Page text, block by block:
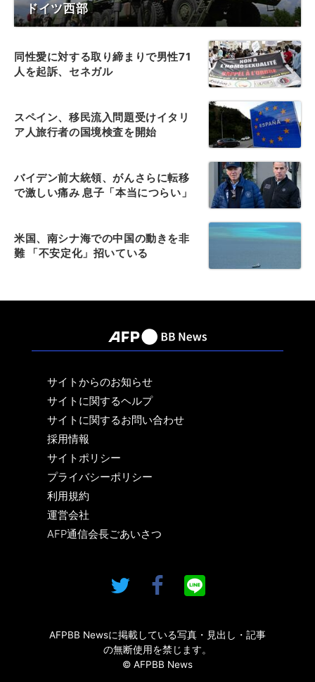
ドイツ西部
同性愛に対する取り締まりで男性71
人を起訴、セネガル
スペイン、移民流入問題受けイタリ
ア人旅行者の国境検査を開始
バイデン前大統領、がんさらに転移
で激しい痛み 息子「本当につらい」
米国、南シナ海での中国の動きを非
難 「不安定化」招いている
サイトからのお知らせ
サイトに関するヘルプ
サイトに関するお問い合わせ
採用情報
サイトポリシー
プライバシーポリシー
利用規約
運営会社
AFP通信会長ごあいさつ
AFPBB Newsに掲載している写真・見出し・記事
の無断使用を禁じます。
© AFPBB News